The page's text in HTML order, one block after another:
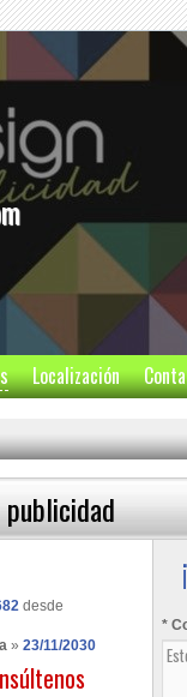
Localización
desde
» 23/11/2030
*